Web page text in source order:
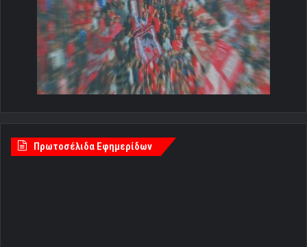
Πρωτοσέλιδα Εφημερίδων